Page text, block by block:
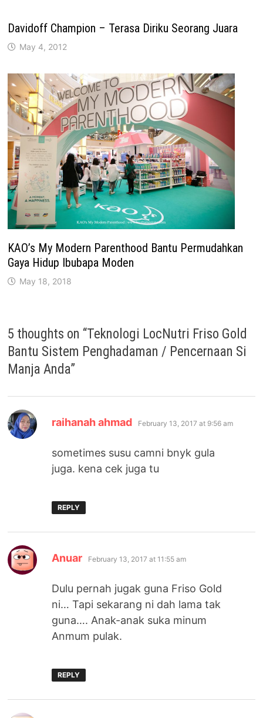
Davidoff Champion – Terasa Diriku Seorang Juara
May 4, 2012
KAO’s My Modern Parenthood Bantu Permudahkan
Gaya Hidup Ibubapa Moden
May 18, 2018
5 thoughts on “Teknologi LocNutri Friso Gold
Bantu Sistem Penghadaman / Pencernaan Si
Manja Anda”
raihanah ahmad says:
February 13, 2017 at 9:56 am
sometimes susu camni bnyk gula
juga. kena cek juga tu
REPLY
Anuar says:
February 13, 2017 at 11:55 am
Dulu pernah jugak guna Friso Gold
ni… Tapi sekarang ni dah lama tak
guna…. Anak-anak suka minum
Anmum pulak.
REPLY